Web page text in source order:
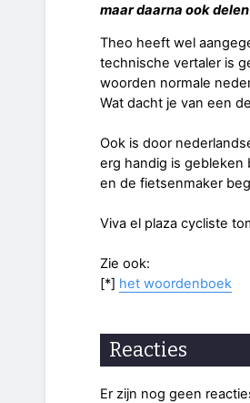
maar daarna ook
Theo heeft wel
technische vertaler is
woorden normale
Wat dacht je van een
Ook is door
erg handig is gebleken
en de fietsenmaker
Viva el plaza cycliste
Zie ook:
[*] het woordenboek
Reacties
Er zijn nog geen